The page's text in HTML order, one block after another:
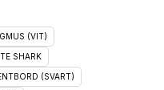
(VIT)
SHARK
(SVART)